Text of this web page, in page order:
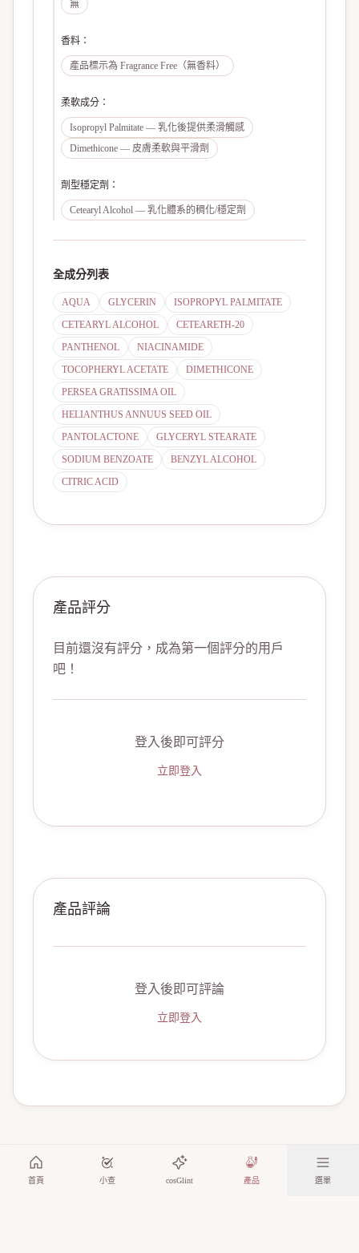
無
香料 ：
產品標示為 Fragrance Free（無香料）
柔軟成分 ：
Isopropyl Palmitate — 乳化後提供柔滑觸感
Dimethicone — 皮膚柔軟與平滑劑
劑型穩定劑 ：
Cetearyl Alcohol — 乳化體系的稠化/穩定劑
全成分列表
AQUA GLYCERIN
ISOPROPYL PALMITATE
CETEARYL ALCOHOL
CETEARETH-20
PANTHENOL
NIACINAMIDE
TOCOPHERYL ACETATE
DIMETHICONE
PERSEA GRATISSIMA OIL
HELIANTHUS ANNUUS SEED OIL
PANTOLACTONE
GLYCERYL STEARATE
SODIUM BENZOATE
BENZYL ALCOHOL
CITRIC ACID
產品評分
目前還沒有評分，成為第一個評分的用戶
吧！
登入後即可評分
立即登入
產品評論
登入後即可評論
立即登入
首頁 小查 cosGlint 產品 選單